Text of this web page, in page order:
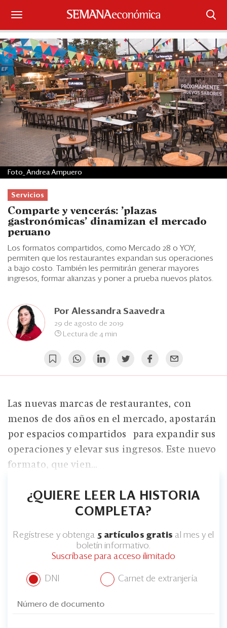
Suscríbase
Iniciar sesión
Portada
¿Qué está pasando?
Sectores y Empresas
Management
Economía y Finanzas
Eventos
Blogs
Ranking CEO
Servicios
Comparte y vencerás: 'plazas
gastronómicas' dinamizan el mercado
peruano
Los formatos compartidos, como Mercado 28 o YOY,
permiten que los restaurantes expandan sus operaciones
a bajo costo. También les permitirán generar mayores
ingresos, formar alianzas y poner a prueba nuevos platos.
Por Alessandra Saavedra
29 de agosto de 2019
Lectura de 4 min
Foto_ Andrea Ampuero
Las nuevas marcas de restaurantes, con
menos de dos años en el mercado, apostarán
por espacios compartidos para expandir sus
operaciones y elevar sus ingresos. Este nuevo
formato, que vien...
¿QUIERE LEER LA HISTORIA
COMPLETA?
Regístrese y obtenga 5 artículos gratis al mes y el
boletín informativo.
Suscríbase para acceso ilimitado
DNI Carnet de extranjería